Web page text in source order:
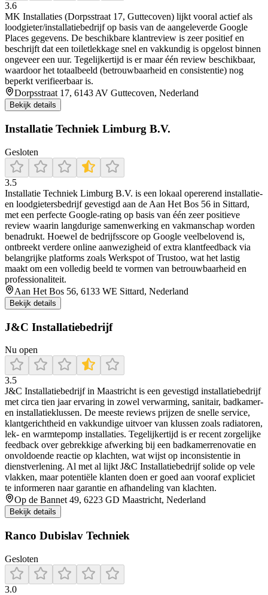
3.6
MK Installaties (Dorpsstraat 17, Guttecoven) lijkt vooral actief als
loodgieter/installatiebedrijf op basis van de aangeleverde Google
Places gegevens. De beschikbare klantreview is zeer positief en
beschrijft dat een toiletlekkage snel en vakkundig is opgelost binnen
ongeveer een uur. Tegelijkertijd is er maar één review beschikbaar,
waardoor het totaalbeeld (betrouwbaarheid en consistentie) nog
beperkt verifieerbaar is.
Dorpsstraat 17, 6143 AV Guttecoven, Nederland
Bekijk details
Installatie Techniek Limburg B.V.
Gesloten
3.5
Installatie Techniek Limburg B.V. is een lokaal opererend installatie-
en loodgietersbedrijf gevestigd aan de Aan Het Bos 56 in Sittard,
met een perfecte Google-rating op basis van één zeer positieve
review waarin langdurige samenwerking en vakmanschap worden
benadrukt. Hoewel de bedrijfsscore op Google veelbelovend is,
ontbreekt verdere online aanwezigheid of extra klantfeedback via
belangrijke platforms zoals Werkspot of Trustoo, wat het lastig
maakt om een volledig beeld te vormen van betrouwbaarheid en
professionaliteit.
Aan Het Bos 56, 6133 WE Sittard, Nederland
Bekijk details
J&C Installatiebedrijf
Nu open
3.5
J&C Installatiebedrijf in Maastricht is een gevestigd installatiebedrijf
met circa tien jaar ervaring in zowel verwarming, sanitair, badkamer-
en installatieklussen. De meeste reviews prijzen de snelle service,
klantgerichtheid en vakkundige uitvoer van klussen zoals radiatoren,
lek- en warmtepomp installaties. Tegelijkertijd is er recent zorgelijke
feedback over gebrekkige afwerking bij een badkamerrenovatie en
onvoldoende reactie op klachten, wat wijst op inconsistentie in
dienstverlening. Al met al lijkt J&C Installatiebedrijf solide op vele
vlakken, maar potentiële klanten doen er goed aan vooraf expliciet
te informeren naar garantie en afhandeling van klachten.
Op de Bannet 49, 6223 GD Maastricht, Nederland
Bekijk details
Ranco Dubislav Techniek
Gesloten
3.0